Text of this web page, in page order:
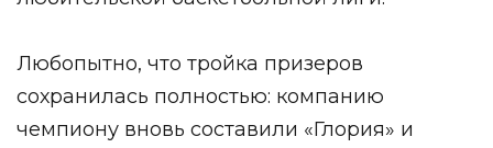
Любопытно, что тройка призеров
сохранилась полностью: компанию
чемпиону вновь составили «Глория» и